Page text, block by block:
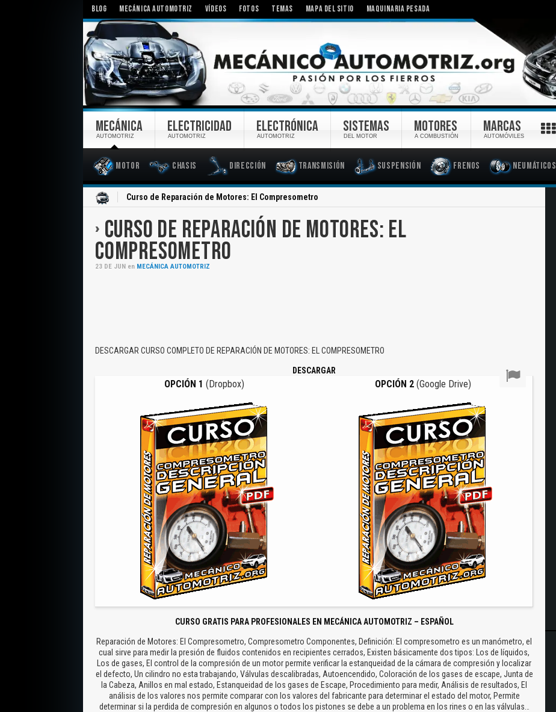
BLOG MECÁNICA AUTOMOTRIZ VÍDEOS FOTOS TEMAS MAPA DEL SITIO MAQUINARIA PESADA
MECÁNICA
AUTOMOTRIZ
Motor Chasis Dirección Transmisión Suspensión Frenos Neumáticos
ELECTRICIDAD
AUTOMOTRIZ
ELECTRÓNICA
AUTOMOTRIZ
SISTEMAS
DEL MOTOR
MOTORES
A COMBUSTIÓN
MARCAS
AUTOMÓVILES
Curso de Reparación de Motores: El Compresometro
CURSO DE REPARACIÓN DE MOTORES: EL
COMPRESOMETRO
23 DE JUN en MECÁNICA AUTOMOTRIZ
DESCARGAR CURSO COMPLETO DE REPARACIÓN DE MOTORES: EL COMPRESOMETRO
DESCARGAR
OPCIÓN 1 (Dropbox) OPCIÓN 2 (Google Drive)
CURSO GRATIS PARA PROFESIONALES EN MECÁNICA AUTOMOTRIZ – ESPAÑOL
Reparación de Motores: El Compresometro, Compresometro Componentes, Definición: El compresometro es un manómetro, el
cual sirve para medir la presión de fluidos contenidos en recipientes cerrados, Existen básicamente dos tipos: Los de líquidos,
Los de gases, El control de la compresión de un motor permite verificar la estanqueidad de la cámara de compresión y localizar
el defecto, Un cilindro no esta trabajando, Válvulas descalibradas, Autoencendido, Coloración de los gases de escape, Junta de
la Cabeza, Anillos en mal estado, Estanqueidad de los gases de Escape, Procedimiento para medir, Análisis de resultados, El
análisis de los valores nos permite comparar con los valores del fabricante para determinar el estado del motor, Permite
determinar si la perdida de compresión en algunos o todos los pistones se debe a un problema en los rines o en las válvulas…